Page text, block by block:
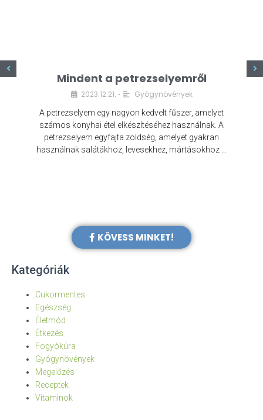
Mindent a petrezselyemről
2023.12.21. • Gyógynövények
A petrezselyem egy nagyon kedvelt fűszer, amelyet
számos konyhai étel elkészítéséhez használnak. A
petrezselyem egyfajta zöldség, amelyet gyakran
használnak salátákhoz, levesekhez, mártásokhoz …
KÖVESS MINKET!
Kategóriák
Cukormentes
Egészség
Életmód
Étkezés
Fogyókúra
Gyógynövények
Megelőzés
Receptek
Vitaminok